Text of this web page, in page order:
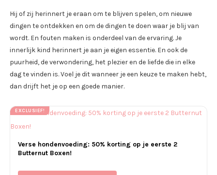
Hij of zij herinnert je eraan om te blijven spelen, om nieuwe
dingen te ontdekken en om de dingen te doen waar je blij van
wordt. En fouten maken is onderdeel van de ervaring. Je
innerlijk kind herinnert je aan je eigen essentie. En ook de
puurheid, de verwondering, het plezier en de liefde die in elke
dag te vinden is. Voel je dit wanneer je een keuze te maken hebt,
dan drijft het je op een goede manier.
EXCLUSIEF!
Verse hondenvoeding: 50% korting op je eerste 2
Butternut Boxen!